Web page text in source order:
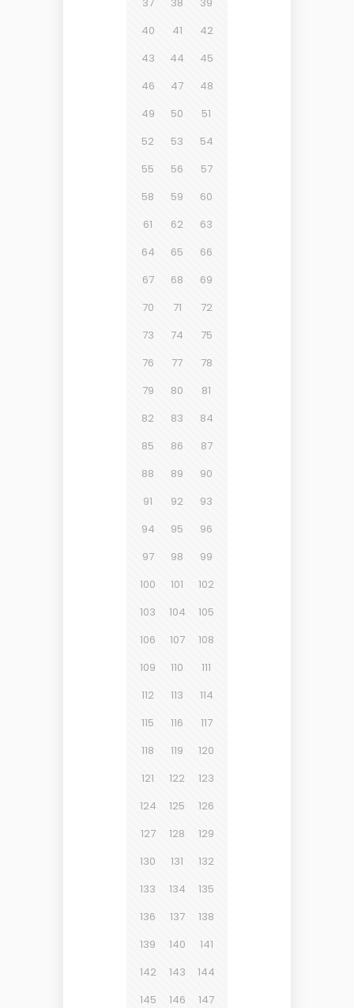
40
41
42
43
44
45
46
47
48
49
50
51
52
53
54
55
56
57
58
59
60
61
62
63
64
65
66
67
68
69
70
71
72
73
74
75
76
77
78
79
80
81
82
83
84
85
86
87
88
89
90
91
92
93
94
95
96
97
98
99
100
101
102
103
104
105
106
107
108
109
110
111
112
113
114
115
116
117
118
119
120
121
122
123
124
125
126
127
128
129
130
131
132
133
134
135
136
137
138
139
140
141
142
143
144
145
146
147